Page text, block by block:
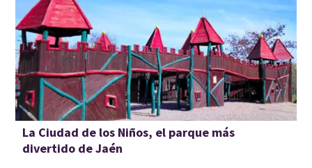
La Ciudad de los Niños, el parque más
divertido de Jaén